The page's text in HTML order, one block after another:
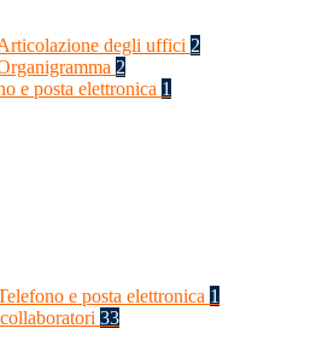
degli uffici 2
2
e posta elettronica 1
e posta elettronica 1
33